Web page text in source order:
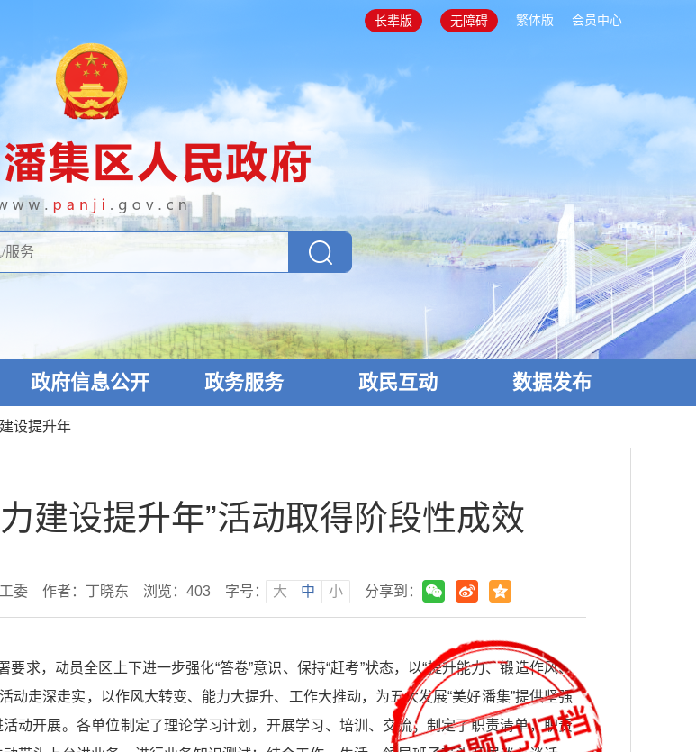
长辈版 无障碍 繁体版 会员中心
政府信息公开 政务服务 政民互动 数据发布
设提升年
建设提升年”活动取得阶段性成效
委 作者：丁晓东 浏览： 403 字号： 大 中 小 分享到：
求，动员全区上下进一步强化“答卷”意识、保持“赶考”状态，以“提升能力、锻造作风、
动走深走实，以作风大转变、能力大提升、工作大推动，为五大发展“美好潘集”提供坚强
动开展。各单位制定了理论学习计划，开展学习、培训、交流；制定了职责清单，职责